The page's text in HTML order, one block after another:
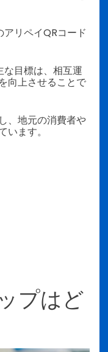
リペイQRコード
目標は、相互運
向上させることで
、地元の消費者や
ます。
プはど